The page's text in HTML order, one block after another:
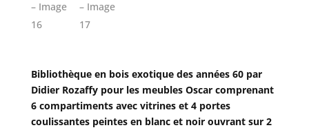
Bibliothèque en bois exotique des années 60 par
Didier Rozaffy pour les meubles Oscar comprenant
6 compartiments avec vitrines et 4 portes
coulissantes peintes en blanc et noir ouvrant sur 2